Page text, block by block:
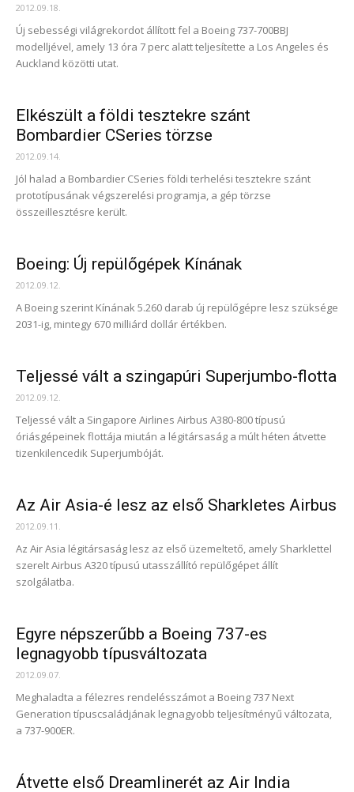
2012.09.18.
Új sebességi világrekordot állított fel a Boeing 737-700BBJ
modelljével, amely 13 óra 7 perc alatt teljesítette a Los Angeles és
Auckland közötti utat.
Elkészült a földi tesztekre szánt
Bombardier CSeries törzse
2012.09.14.
Jól halad a Bombardier CSeries földi terhelési tesztekre szánt
prototípusának végszerelési programja, a gép törzse
összeillesztésre került.
Boeing: Új repülőgépek Kínának
2012.09.12.
A Boeing szerint Kínának 5.260 darab új repülőgépre lesz szüksége
2031-ig, mintegy 670 milliárd dollár értékben.
Teljessé vált a szingapúri Superjumbo-flotta
2012.09.12.
Teljessé vált a Singapore Airlines Airbus A380-800 típusú
óriásgépeinek flottája miután a légitársaság a múlt héten átvette
tizenkilencedik Superjumbóját.
Az Air Asia-é lesz az első Sharkletes Airbus
2012.09.11.
Az Air Asia légitársaság lesz az első üzemeltető, amely Sharklettel
szerelt Airbus A320 típusú utasszállító repülőgépet állít
szolgálatba.
Egyre népszerűbb a Boeing 737-es
legnagyobb típusváltozata
2012.09.07.
Meghaladta a félezres rendelésszámot a Boeing 737 Next
Generation típuscsaládjának legnagyobb teljesítményű változata,
a 737-900ER.
Átvette első Dreamlinerét az Air India